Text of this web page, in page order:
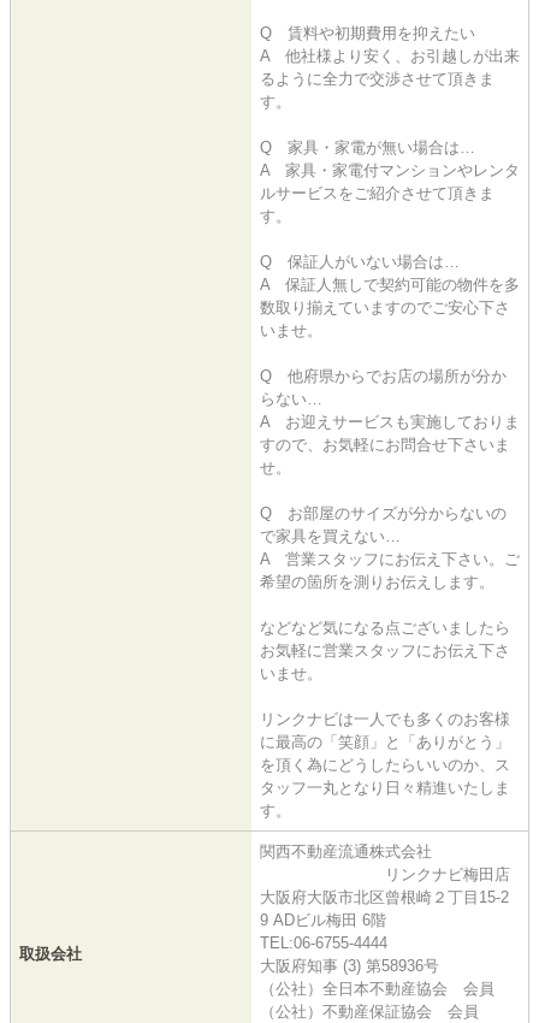
Q 賃料や初期費用を抑えたい
A 他社様より安く、お引越しが出来
るように全力で交渉させて頂きま
す。
Q 家具・家電が無い場合は…
A 家具・家電付マンションやレンタ
ルサービスをご紹介させて頂きま
す。
Q 保証人がいない場合は…
A 保証人無しで契約可能の物件を多
数取り揃えていますのでご安心下さ
いませ。
Q 他府県からでお店の場所が分か
らない…
A お迎えサービスも実施しておりま
すので、お気軽にお問合せ下さいま
せ。
Q お部屋のサイズが分からないの
で家具を買えない…
A 営業スタッフにお伝え下さい。ご
希望の箇所を測りお伝えします。
などなど気になる点ございましたら
お気軽に営業スタッフにお伝え下さ
いませ。
リンクナビは一人でも多くのお客様
に最高の「笑顔」と「ありがとう」
を頂く為にどうしたらいいのか、ス
タッフ一丸となり日々精進いたしま
す。
取扱会社
関西不動産流通株式会社
リンクナビ梅田店
大阪府大阪市北区曾根崎２丁目15-2
9 ADビル梅田 6階
TEL:06-6755-4444
大阪府知事 (3) 第58936号
（公社）全日本不動産協会 会員
（公社）不動産保証協会 会員